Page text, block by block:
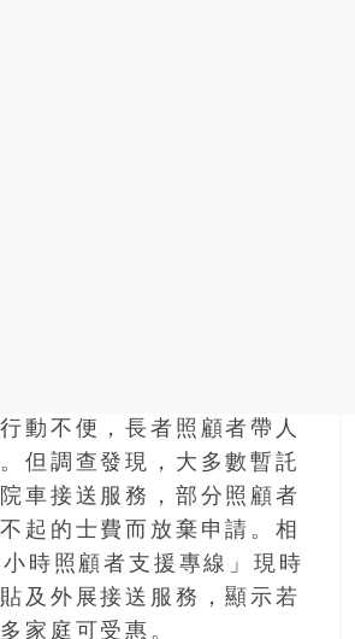
動不便，長者照顧者帶人
但調查發現，大多數暫託
車接送服務，部分照顧者
起的士費而放棄申請。相
時照顧者支援專線」現時
及外展接送服務，顯示若
家庭可受惠。